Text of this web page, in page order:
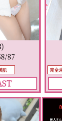
87